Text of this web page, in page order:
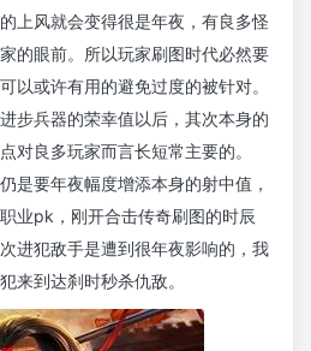
上风就会变得很是年夜，有良多怪
的眼前。所以玩家刷图时代必然要
以或许有用的避免过度的被针对。
步兵器的荣幸值以后，其次本身的
对良多玩家而言长短常主要的。
是要年夜幅度增添本身的射中值，
业pk，刚开合击传奇刷图的时辰
进犯敌手是遭到很年夜影响的，我
来到达刹时秒杀仇敌。